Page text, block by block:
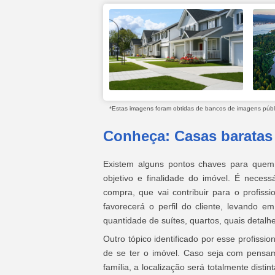
*Estas imagens foram obtidas de bancos de imagens
Conheça: Casas
Existem alguns pontos chaves para
objetivo e finalidade do imóvel. É
compra, que vai contribuir para o
favorecerá o perfil do cliente, levando
quantidade de suítes, quartos, quais
Outro tópico identificado por esse
de se ter o imóvel. Caso seja com
família, a localização será totalmente